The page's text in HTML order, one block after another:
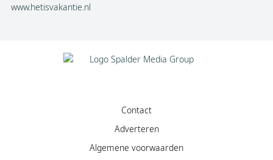
www.hetisvakantie.nl
Contact
Adverteren
Algemene voorwaarden